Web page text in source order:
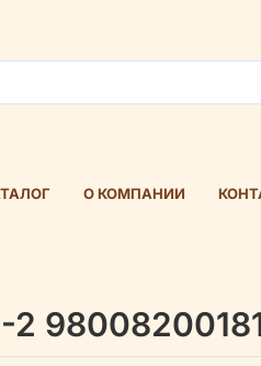
О КОМПАНИИ